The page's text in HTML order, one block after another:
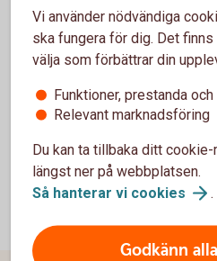
Enhetschef för
Finansiell Stabilitet,
Ekonom, Avdelningen för
Riksbank
Doktorandtjänst,
Lunds Universitet
Vi använder nödvändiga
ska fungera för dig. Det
välja som förbättrar din
Funktioner, prestanda
Relevant marknadsföring
Du kan ta tillbaka ditt
längst ner på webbplatsen.
Så hanterar vi cookies .
Godkänn